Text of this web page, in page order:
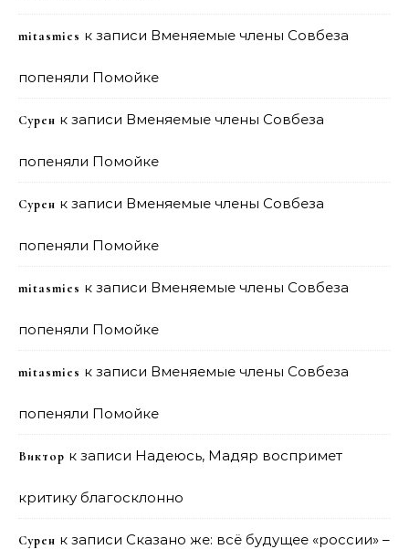
mitasmies к записи Вменяемые члены Совбеза
попеняли Помойке
Сурен к записи Вменяемые члены Совбеза
попеняли Помойке
Сурен к записи Вменяемые члены Совбеза
попеняли Помойке
mitasmies к записи Вменяемые члены Совбеза
попеняли Помойке
mitasmies к записи Вменяемые члены Совбеза
попеняли Помойке
Виктор к записи Надеюсь, Мадяр воспримет
критику благосклонно
Сурен к записи Сказано же: всё будущее «россии» –